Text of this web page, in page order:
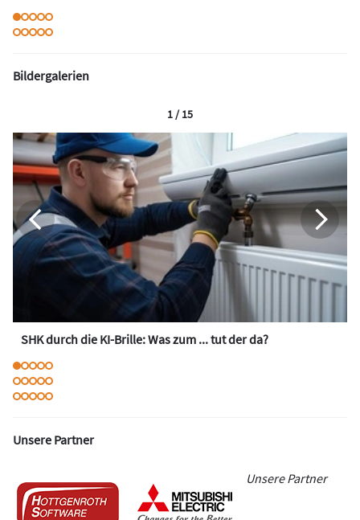
Bildergalerien
SHK durch die KI-Brille: Was zum ... tut der da?
1 / 15
Unsere Partner
Unsere Partner